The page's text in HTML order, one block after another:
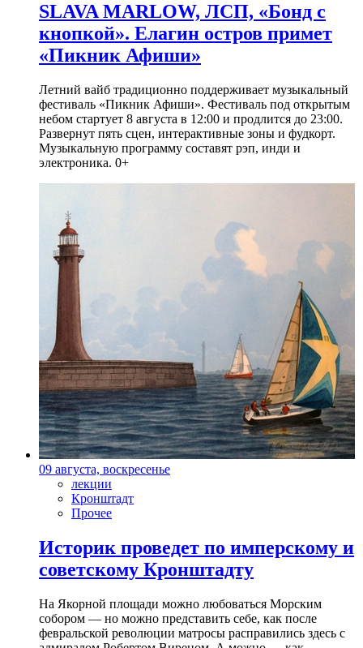
SLAVA MARLOW, ЛСП, «Бонд с
кнопкой». Елагин остров примет
«Пикник Афиши»
Летний вайб традиционно поддерживает музыкальный
фестиваль «Пикник Афиши». Фестиваль под открытым
небом стартует 8 августа в 12:00 и продлится до 23:00.
Развернут пять сцен, интерактивные зоны и фудкорт.
Музыкальную программу составят рэп, инди и
электроника. 0+
09 августа, воскресенье
лекции
Кронштадт
Прочее
Историк проведет по имперскому и
советскому Кронштадту
На Якорной площади можно любоваться Морским
собором — но можно представить себе, как после
февральской революции матросы расправились здесь с